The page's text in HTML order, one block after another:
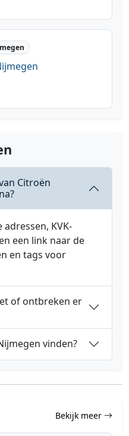
Citroën
KVK-
een link naar de
en tags voor
of ontbreken er
vinden?
Bekijk meer